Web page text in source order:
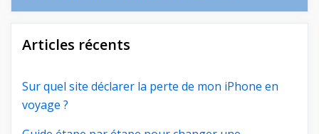
Articles récents
Sur quel site déclarer la perte de mon iPhone en
voyage ?